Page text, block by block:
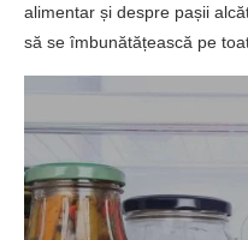
alimentar și despre pașii
să se îmbunătățească pe